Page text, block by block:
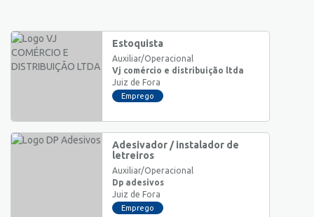
Estoquista
Auxiliar/Operacional
Vj comércio e distribuição ltda
Juiz de Fora
Emprego
Adesivador / instalador de
letreiros
Auxiliar/Operacional
Dp adesivos
Juiz de Fora
Emprego